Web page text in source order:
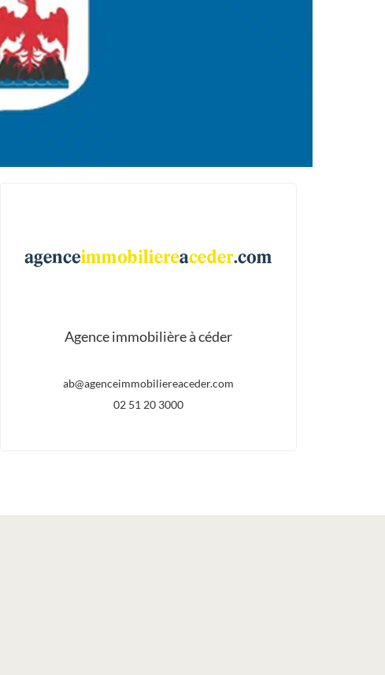
Agence immobilière à céder
ab@agenceimmobiliereaceder.com
02 51 20 3000